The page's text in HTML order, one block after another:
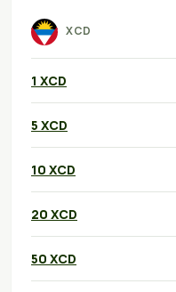
XCD
1 XCD
5 XCD
10 XCD
20 XCD
50 XCD